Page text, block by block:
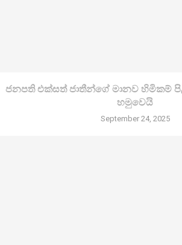
ජනපති එක්සත් ජාතීන්ගේ මානව හිමිකම්
හමුවෙයි
September 24, 2025